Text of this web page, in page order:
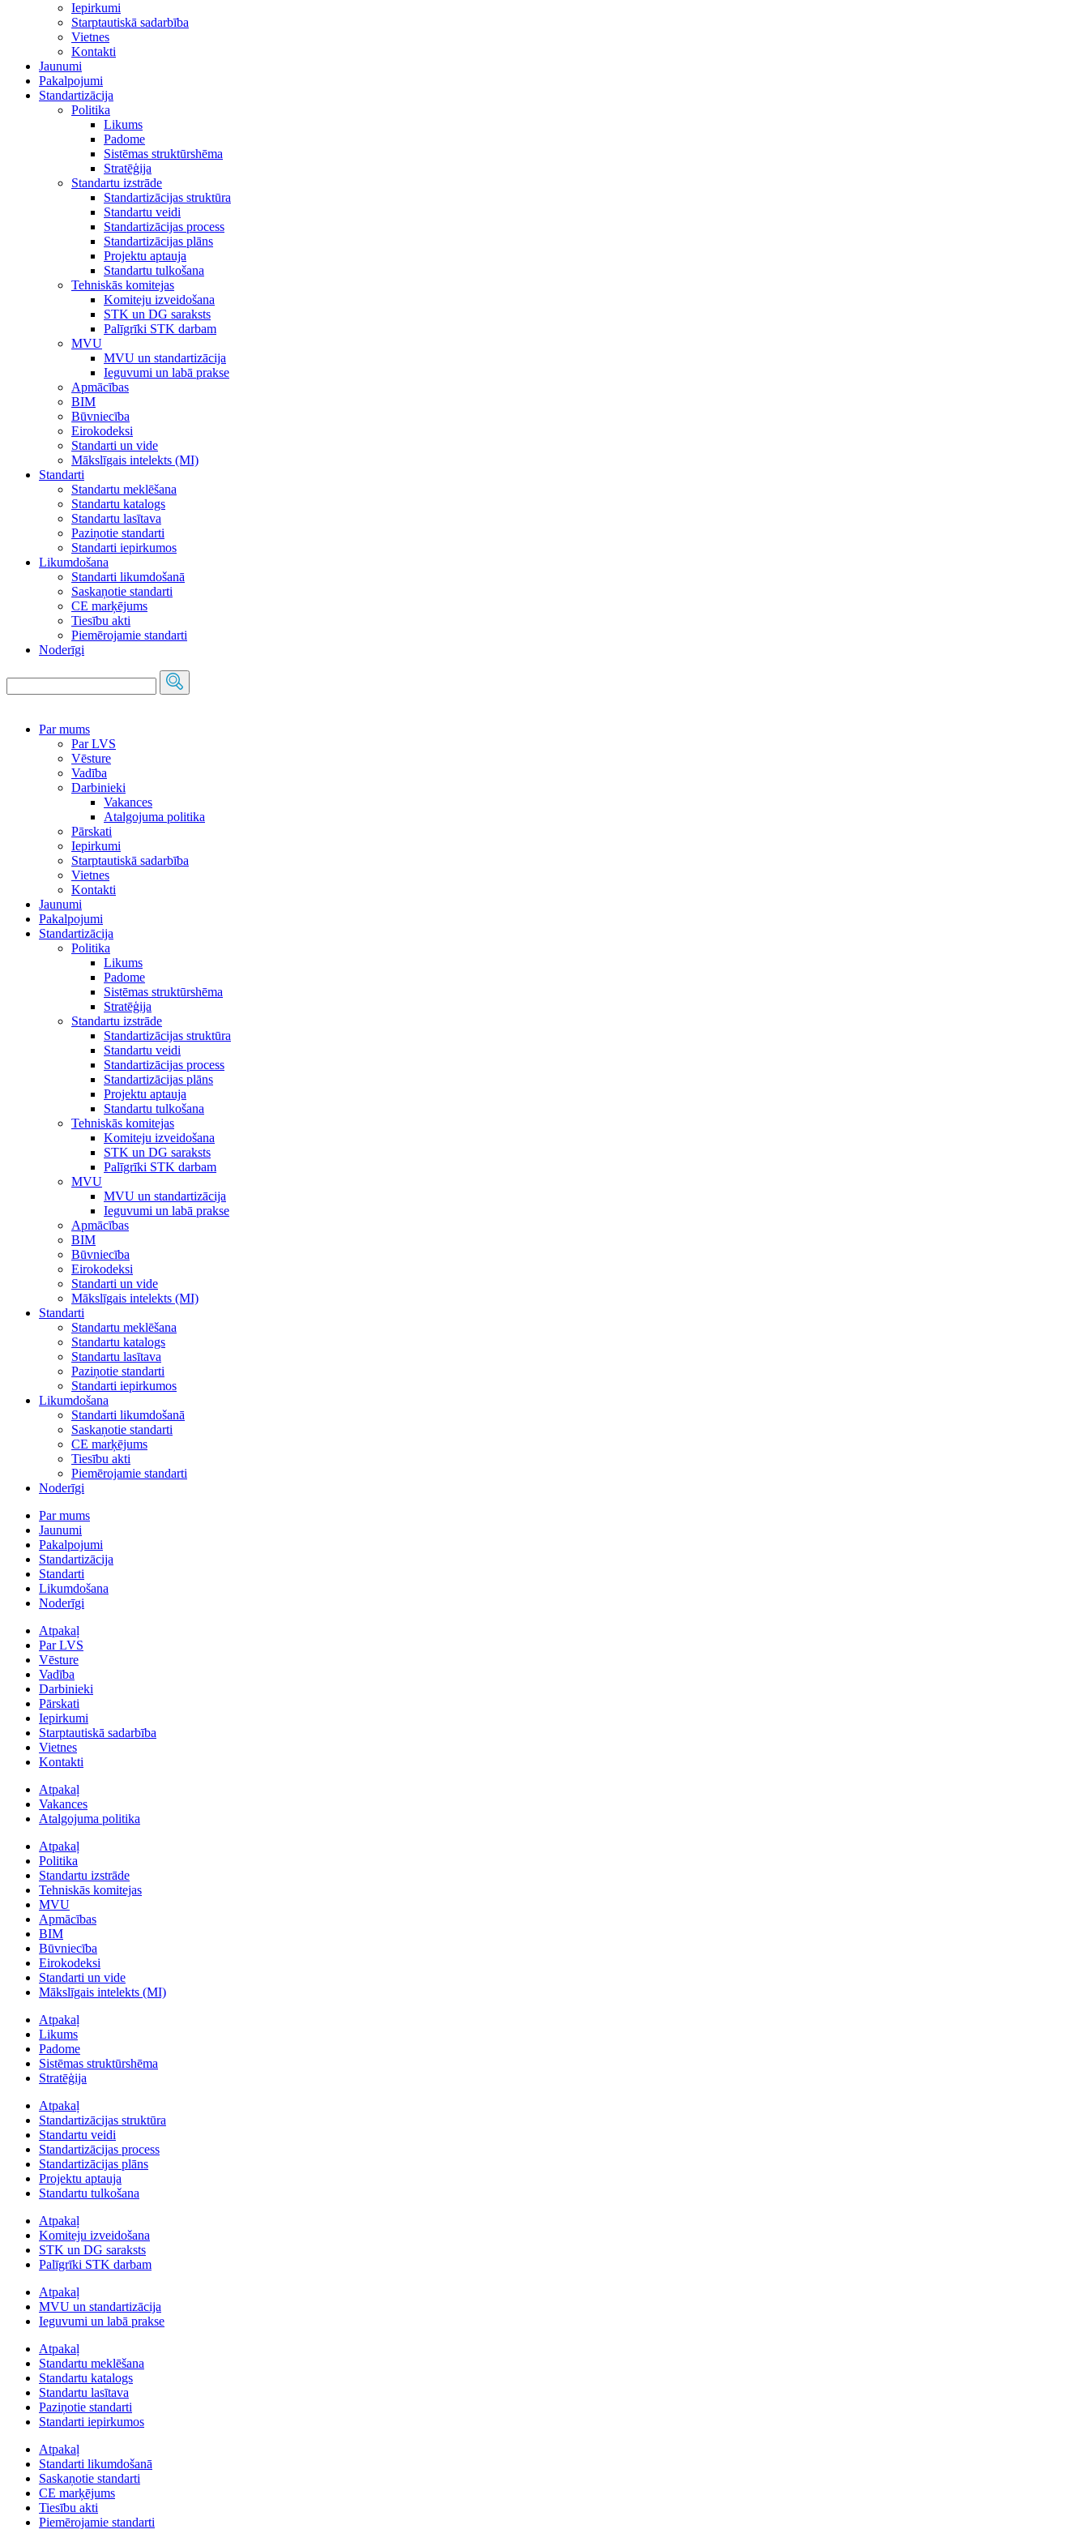
Iepirkumi
Starptautiskā sadarbība
Vietnes
Kontakti
Jaunumi
Pakalpojumi
Standartizācija
Politika
Likums
Padome
Sistēmas struktūrshēma
Stratēģija
Standartu izstrāde
Standartizācijas struktūra
Standartu veidi
Standartizācijas process
Standartizācijas plāns
Projektu aptauja
Standartu tulkošana
Tehniskās komitejas
Komiteju izveidošana
STK un DG saraksts
Palīgrīki STK darbam
MVU
MVU un standartizācija
Ieguvumi un labā prakse
Apmācības
BIM
Būvniecība
Eirokodeksi
Standarti un vide
Mākslīgais intelekts (MI)
Standarti
Standartu meklēšana
Standartu katalogs
Standartu lasītava
Paziņotie standarti
Standarti iepirkumos
Likumdošana
Standarti likumdošanā
Saskaņotie standarti
CE marķējums
Tiesību akti
Piemērojamie standarti
Noderīgi
Par mums
Par LVS
Vēsture
Vadība
Darbinieki
Vakances
Atalgojuma politika
Pārskati
Iepirkumi
Starptautiskā sadarbība
Vietnes
Kontakti
Jaunumi
Pakalpojumi
Standartizācija
Politika
Likums
Padome
Sistēmas struktūrshēma
Stratēģija
Standartu izstrāde
Standartizācijas struktūra
Standartu veidi
Standartizācijas process
Standartizācijas plāns
Projektu aptauja
Standartu tulkošana
Tehniskās komitejas
Komiteju izveidošana
STK un DG saraksts
Palīgrīki STK darbam
MVU
MVU un standartizācija
Ieguvumi un labā prakse
Apmācības
BIM
Būvniecība
Eirokodeksi
Standarti un vide
Mākslīgais intelekts (MI)
Standarti
Standartu meklēšana
Standartu katalogs
Standartu lasītava
Paziņotie standarti
Standarti iepirkumos
Likumdošana
Standarti likumdošanā
Saskaņotie standarti
CE marķējums
Tiesību akti
Piemērojamie standarti
Noderīgi
Par mums
Jaunumi
Pakalpojumi
Standartizācija
Standarti
Likumdošana
Noderīgi
Atpakaļ
Par LVS
Vēsture
Vadība
Darbinieki
Pārskati
Iepirkumi
Starptautiskā sadarbība
Vietnes
Kontakti
Atpakaļ
Vakances
Atalgojuma politika
Atpakaļ
Politika
Standartu izstrāde
Tehniskās komitejas
MVU
Apmācības
BIM
Būvniecība
Eirokodeksi
Standarti un vide
Mākslīgais intelekts (MI)
Atpakaļ
Likums
Padome
Sistēmas struktūrshēma
Stratēģija
Atpakaļ
Standartizācijas struktūra
Standartu veidi
Standartizācijas process
Standartizācijas plāns
Projektu aptauja
Standartu tulkošana
Atpakaļ
Komiteju izveidošana
STK un DG saraksts
Palīgrīki STK darbam
Atpakaļ
MVU un standartizācija
Ieguvumi un labā prakse
Atpakaļ
Standartu meklēšana
Standartu katalogs
Standartu lasītava
Paziņotie standarti
Standarti iepirkumos
Atpakaļ
Standarti likumdošanā
Saskaņotie standarti
CE marķējums
Tiesību akti
Piemērojamie standarti